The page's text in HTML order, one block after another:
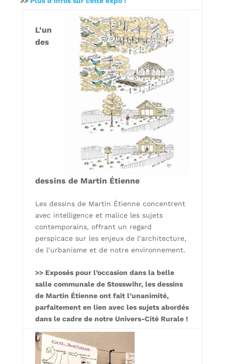
L’un
des
dessins de Martin Étienne
Les dessins de Martin Étienne concentrent
avec intelligence et malice les sujets
contemporains, offrant un regard
perspicace sur les enjeux de l’architecture,
de l’urbanisme et de notre environnement.
>> Exposés pour l’occasion dans la belle
salle communale de Stosswihr, les dessins
de Martin Étienne ont fait l’unanimité,
parfaitement en lien avec les sujets abordés
dans le cadre de notre Univers-Cité Rurale !